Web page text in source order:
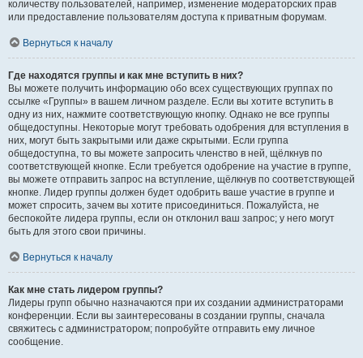
количеству пользователей, например, изменение модераторских прав
или предоставление пользователям доступа к приватным форумам.
Вернуться к началу
Где находятся группы и как мне вступить в них?
Вы можете получить информацию обо всех существующих группах по
ссылке «Группы» в вашем личном разделе. Если вы хотите вступить в
одну из них, нажмите соответствующую кнопку. Однако не все группы
общедоступны. Некоторые могут требовать одобрения для вступления в
них, могут быть закрытыми или даже скрытыми. Если группа
общедоступна, то вы можете запросить членство в ней, щёлкнув по
соответствующей кнопке. Если требуется одобрение на участие в группе,
вы можете отправить запрос на вступление, щёлкнув по соответствующей
кнопке. Лидер группы должен будет одобрить ваше участие в группе и
может спросить, зачем вы хотите присоединиться. Пожалуйста, не
беспокойте лидера группы, если он отклонил ваш запрос; у него могут
быть для этого свои причины.
Вернуться к началу
Как мне стать лидером группы?
Лидеры групп обычно назначаются при их создании администраторами
конференции. Если вы заинтересованы в создании группы, сначала
свяжитесь с администратором; попробуйте отправить ему личное
сообщение.